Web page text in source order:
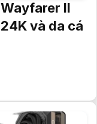
II
và da cá